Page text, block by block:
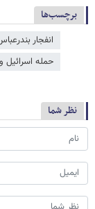
برچسب‌ها
انفجار
حمله اسرائیل
نظر شما